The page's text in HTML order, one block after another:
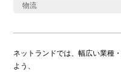
物流
ネットランドでは、幅広い業種
よう、